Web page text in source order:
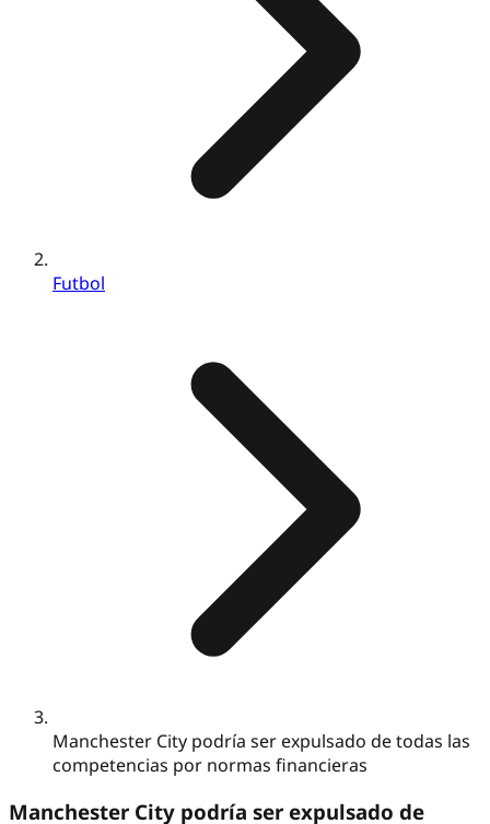
Futbol
Manchester City podría ser expulsado de todas las
competencias por normas financieras
Manchester City podría ser expulsado de